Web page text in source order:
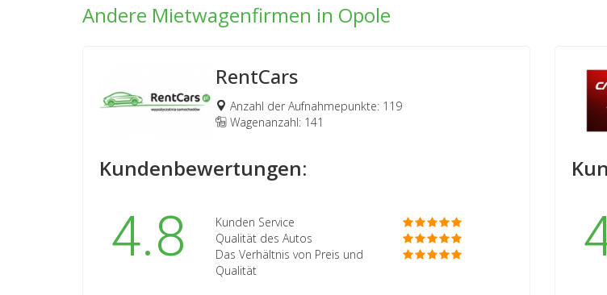
Andere Mietwagenfirmen in Opole
RentCars
Anzahl der Aufnahmepunkte: 119
Wagenanzahl: 141
Kundenbewertungen:
4.8
Kunden Service
Qualität des Autos
Das Verhältnis von Preis und
Qualität